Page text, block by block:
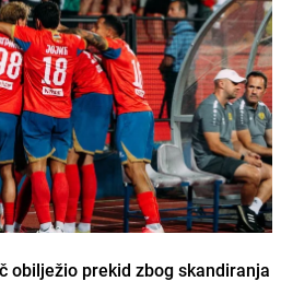
obilježio prekid zbog skandiranja